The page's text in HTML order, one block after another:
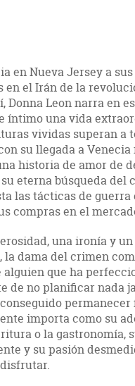
en Nueva Jersey a
en el Irán de la
Donna Leon narra en
íntimo una vida
vividas superan a
su llegada a Venecia
historia de amor de
eterna búsqueda del
las tácticas de guerra
compras en el
una ironía y
la dama del crimen
alguien que ha
de no planificar nada
permanecer
importa como su
o la gastronomía,
y su pasión